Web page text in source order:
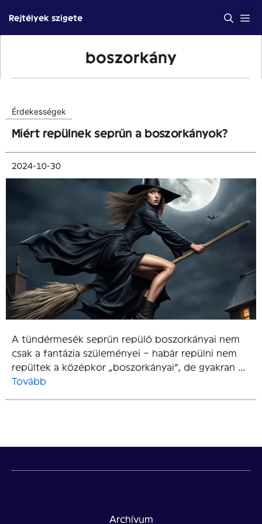
tartalomba
Rejtélyek szigete
boszorkány
Érdekességek
Miért repülnek seprűn a boszorkányok?
2024-10-30
A tündérmesék seprűn repülő boszorkányai nem
csak a fantázia szüleményei – habár repülni nem
repültek a középkor „boszorkányai”, de gyakran ...
Tovább
Archívum